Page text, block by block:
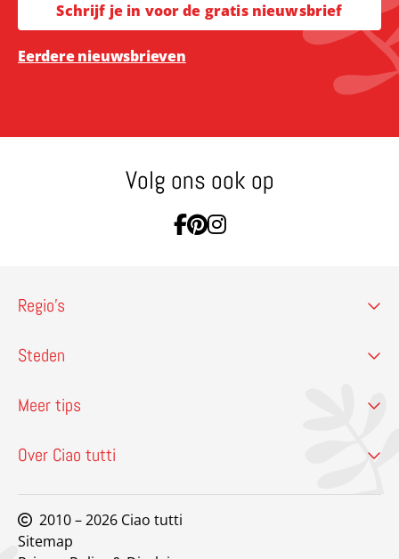
Schrijf je in voor de gratis nieuwsbrief
Eerdere nieuwsbrieven
Volg ons ook op
Ga naar Facebook
Ga naar Pinterest
Ga naar Instagram
Regio’s
Steden
Meer tips
Over Ciao tutti
2010 – 2026 Ciao tutti
Sitemap